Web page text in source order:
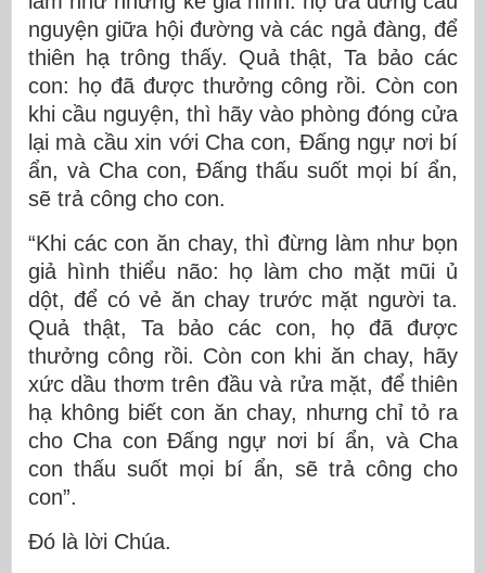
nguyện giữa hội đường và các ngả đàng, để
thiên hạ trông thấy. Quả thật, Ta bảo các
con: họ đã được thưởng công rồi. Còn con
khi cầu nguyện, thì hãy vào phòng đóng cửa
lại mà cầu xin với Cha con, Ðấng ngự nơi bí
ẩn, và Cha con, Ðấng thấu suốt mọi bí ẩn,
sẽ trả công cho con.
“Khi các con ăn chay, thì đừng làm như bọn
giả hình thiểu não: họ làm cho mặt mũi ủ
dột, để có vẻ ăn chay trước mặt người ta.
Quả thật, Ta bảo các con, họ đã được
thưởng công rồi. Còn con khi ăn chay, hãy
xức dầu thơm trên đầu và rửa mặt, để thiên
hạ không biết con ăn chay, nhưng chỉ tỏ ra
cho Cha con Ðấng ngự nơi bí ẩn, và Cha
con thấu suốt mọi bí ẩn, sẽ trả công cho
con”.
Ðó là lời Chúa.